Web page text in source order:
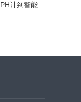
水质监测技术革新：从耐氢氟酸PH计到智能环保监测的数字化转型